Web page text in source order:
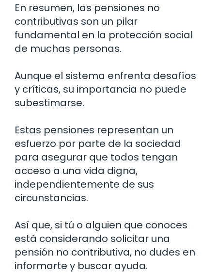
En resumen, las pensiones no
contributivas son un pilar
fundamental en la protección social
de muchas personas.
Aunque el sistema enfrenta desafíos
y críticas, su importancia no puede
subestimarse.
Estas pensiones representan un
esfuerzo por parte de la sociedad
para asegurar que todos tengan
acceso a una vida digna,
independientemente de sus
circunstancias.
Así que, si tú o alguien que conoces
está considerando solicitar una
pensión no contributiva, no dudes en
informarte y buscar ayuda.